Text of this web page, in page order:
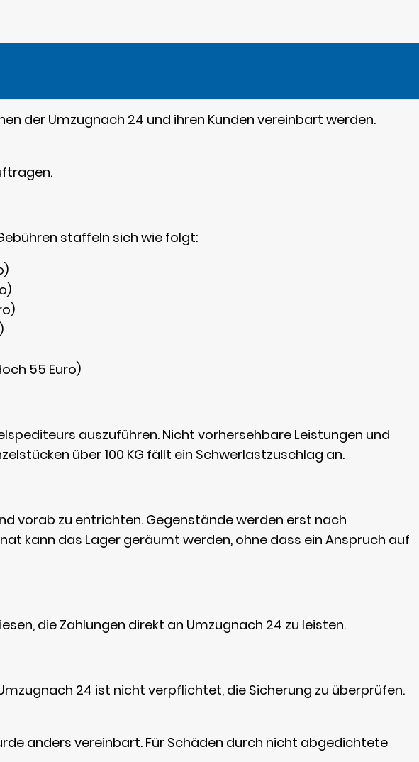
der Umzugnach 24 und ihren Kunden vereinbart werden.
staffeln sich wie folgt:
55 Euro)
auszuführen. Nicht vorhersehbare Leistungen und
über 100 KG fällt ein Schwerlastzuschlag an.
vorab zu entrichten. Gegenstände werden erst nach
kann das Lager geräumt werden, ohne dass ein Anspruch auf
die Zahlungen direkt an Umzugnach 24 zu leisten.
24 ist nicht verpflichtet, die Sicherung zu überprüfen.
anders vereinbart. Für Schäden durch nicht abgedichtete